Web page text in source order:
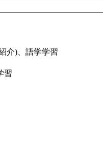
介)、語学学習
習